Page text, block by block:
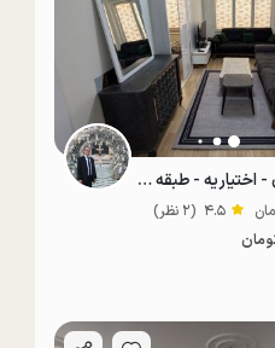
سوئیت مبله در تهران - اختیاریه - طبقه سوم
4.5 (2 نظر)